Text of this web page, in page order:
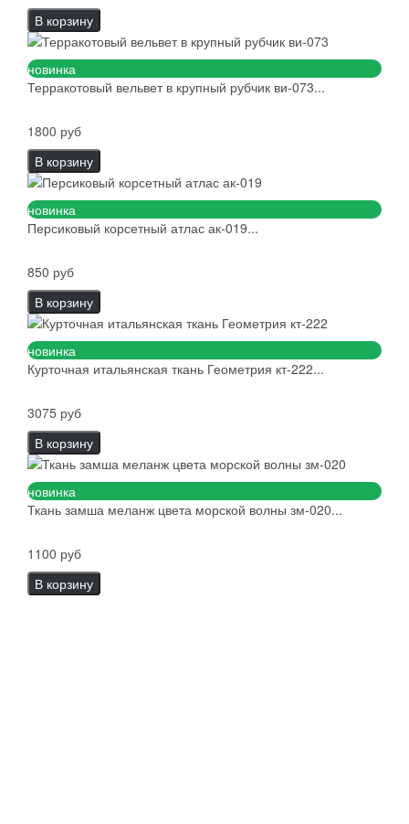
В корзину
новинка
Терракотовый вельвет в крупный рубчик ви-073...
1800 руб
В корзину
новинка
Персиковый корсетный атлас ак-019...
850 руб
В корзину
новинка
Курточная итальянская ткань Геометрия кт-222...
3075 руб
В корзину
новинка
Ткань замша меланж цвета морской волны зм-020...
1100 руб
В корзину